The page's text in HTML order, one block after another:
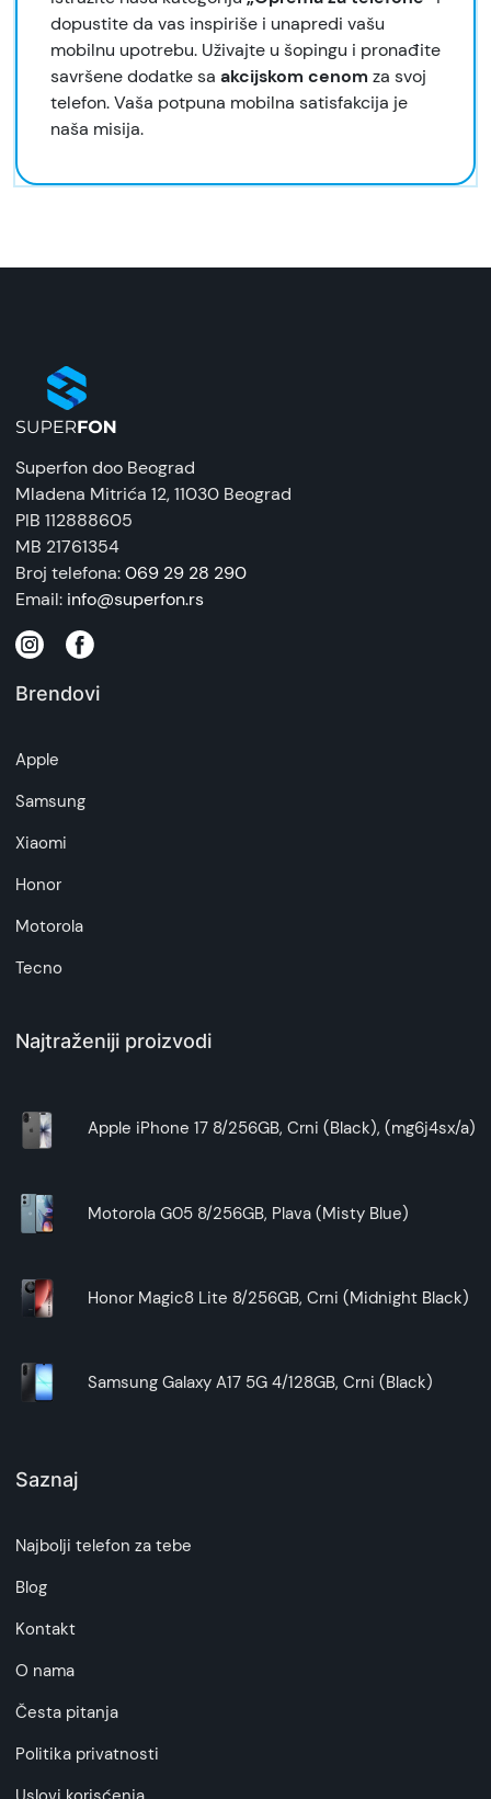
dopustite da vas inspiriše i unapredi vašu
mobilnu upotrebu. Uživajte u šopingu i pronađite
savršene dodatke sa akcijskom cenom za svoj
telefon. Vaša potpuna mobilna satisfakcija je
naša misija.
Superfon doo Beograd
Mladena Mitrića 12, 11030 Beograd
PIB 112888605
MB 21761354
Broj telefona:069 29 28 290
Email: info@superfon.rs
Brendovi
Apple
Samsung
Xiaomi
Honor
Motorola
Tecno
Najtraženiji proizvodi
Apple iPhone 17 8/256GB, Crni (Black), (mg6j4sx/a)
Motorola G05 8/256GB, Plava (Misty Blue)
Honor Magic8 Lite 8/256GB, Crni (Midnight Black)
Samsung Galaxy A17 5G 4/128GB, Crni (Black)
Saznaj
Najbolji telefon za tebe
Blog
Kontakt
O nama
Česta pitanja
Politika privatnosti